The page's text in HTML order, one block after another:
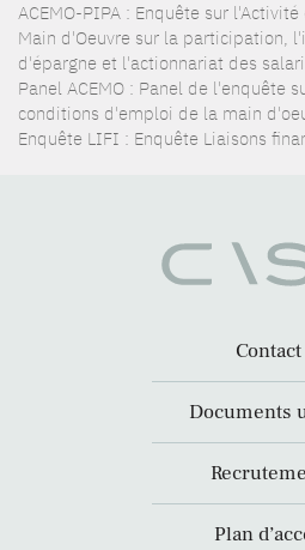
ACEMO-PIPA : Enquête sur
Main d'Oeuvre sur la participation,
d'épargne et l'actionnariat des
Panel ACEMO : Panel de l'enquête
conditions d'emploi de la main
Enquête LIFI : Enquête Liaisons
Contact
Documents
Plan